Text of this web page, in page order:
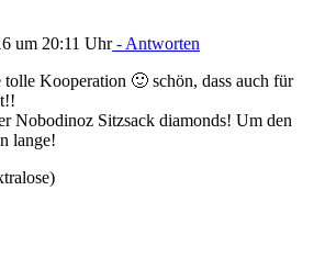
um 20:11 Uhr- Antworten
tolle Kooperation 🙂 schön, dass auch für
Nobodinoz Sitzsack diamonds! Um den
lange!